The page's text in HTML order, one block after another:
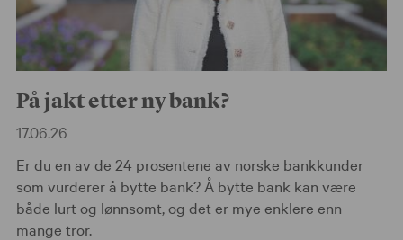
På jakt etter ny bank?
17.06.26
Er du en av de 24 prosentene av norske bankkunder
som vurderer å bytte bank? Å bytte bank kan være
både lurt og lønnsomt, og det er mye enklere enn
mange tror.